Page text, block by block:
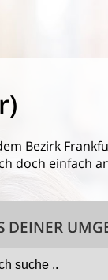
Bezirk
doch einfach
DEINER